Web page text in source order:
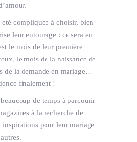
été compliquée à choisir, bien
leur entourage : ce sera en
le mois de leur première
le mois de la naissance de
de la demande en mariage…
finalement !
beaucoup de temps à parcourir
à la recherche de
inspirations pour leur mariage